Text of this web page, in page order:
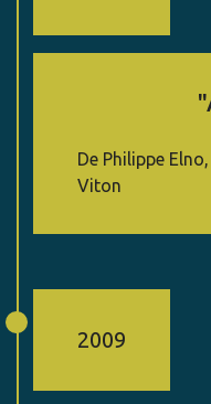
De Philippe
Viton
2009